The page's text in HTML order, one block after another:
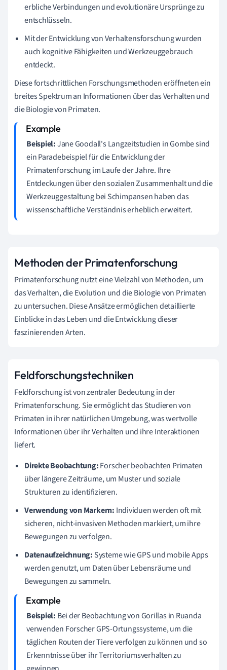
erbliche Verbindungen und evolutionäre Ursprünge zu
entschlüsseln.
Mit der Entwicklung von Verhaltensforschung wurden
auch kognitive Fähigkeiten und Werkzeuggebrauch
entdeckt.
Diese fortschrittlichen Forschungsmethoden eröffneten ein
breites Spektrum an Informationen über das Verhalten und
die Biologie von Primaten.
Beispiel:Jane Goodall's Langzeitstudien in Gombe sind
ein Paradebeispiel für die Entwicklung der
Primatenforschung im Laufe der Jahre. Ihre
Entdeckungen über den sozialen Zusammenhalt und die
Werkzeuggestaltung bei Schimpansen haben das
wissenschaftliche Verständnis erheblich erweitert.
Methoden der Primatenforschung
Primatenforschung nutzt eine Vielzahl von Methoden, um
das Verhalten, die Evolution und die Biologie von Primaten
zu untersuchen. Diese Ansätze ermöglichen detaillierte
Einblicke in das Leben und die Entwicklung dieser
faszinierenden Arten.
Feldforschungstechniken
Feldforschung ist von zentraler Bedeutung in der
Primatenforschung. Sie ermöglicht das Studieren von
Primaten in ihrer natürlichen Umgebung, was wertvolle
Informationen über ihr Verhalten und ihre Interaktionen
liefert.
Direkte Beobachtung:Forscher beobachten Primaten
über längere Zeiträume, um Muster und soziale
Strukturen zu identifizieren.
Verwendung von Markern: Individuen werden oft mit
sicheren, nicht-invasiven Methoden markiert, um ihre
Bewegungen zu verfolgen.
Datenaufzeichnung: Systeme wie GPS und mobile Apps
werden genutzt, um Daten über Lebensräume und
Bewegungen zu sammeln.
Beispiel: Bei der Beobachtung von Gorillas in Ruanda
verwenden Forscher GPS-Ortungssysteme, um die
täglichen Routen der Tiere verfolgen zu können und so
Erkenntnisse über ihr Territoriumsverhalten zu